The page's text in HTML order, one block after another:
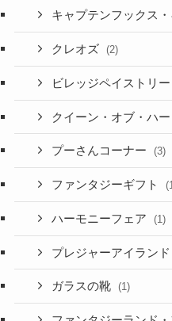
キャプテンフックス
クレオズ (2)
ビレッジペイストリー
クイーン・オブ・ハ
プーさんコーナー (3)
ファンタジーギフト
ハーモニーフェア (1)
プレジャーアイラン
ガラスの靴 (1)